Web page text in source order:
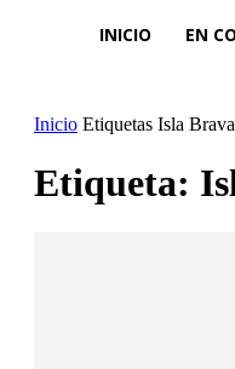
INICIO EN
Inicio Etiquetas Isla Brava
Etiqueta: